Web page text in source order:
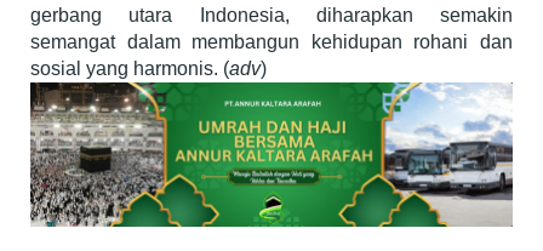
gerbang utara Indonesia, diharapkan semakin
semangat dalam membangun kehidupan rohani dan
sosial yang harmonis. (adv)